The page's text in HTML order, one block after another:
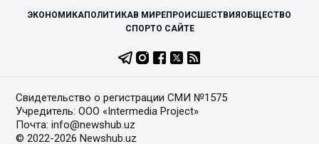
ЭКОНОМИКАПОЛИТИКАВ МИРЕПРОИСШЕСТВИЯ ОБЩЕСТВО
СПОРТО САЙТЕ
Свидетельство о регистрации СМИ №1575
Учредитель: ООО «Intermedia Project»
Почта: info@newshub.uz
© 2022-2026 Newshub.uz